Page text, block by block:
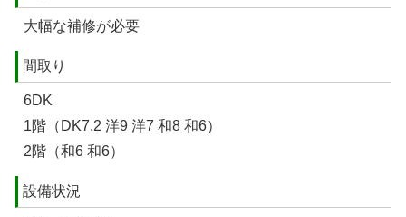
大幅な補修が必要
間取り
6DK
1階（DK7.2 洋9 洋7 和8 和6）
2階（和6 和6）
設備状況